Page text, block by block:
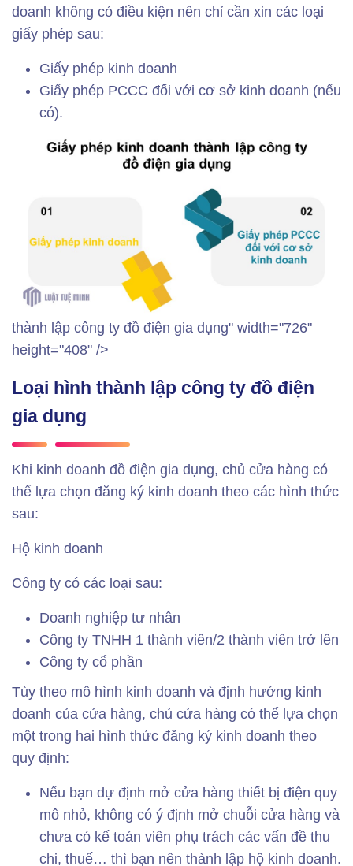
doanh không có điều kiện nên chỉ cần xin các loại
giấy phép sau:
Giấy phép kinh doanh
Giấy phép PCCC đối với cơ sở kinh doanh (nếu
có).
thành lập công ty đồ điện gia dụng" width="726"
height="408" />
Loại hình thành lập công ty đồ điện
gia dụng
Khi kinh doanh đồ điện gia dụng, chủ cửa hàng có
thể lựa chọn đăng ký kinh doanh theo các hình thức
sau:
Hộ kinh doanh
Công ty có các loại sau:
Doanh nghiệp tư nhân
Công ty TNHH 1 thành viên/2 thành viên trở lên
Công ty cổ phần
Tùy theo mô hình kinh doanh và định hướng kinh
doanh của cửa hàng, chủ cửa hàng có thể lựa chọn
một trong hai hình thức đăng ký kinh doanh theo
quy định:
Nếu bạn dự định mở cửa hàng thiết bị điện quy
mô nhỏ, không có ý định mở chuỗi cửa hàng và
chưa có kế toán viên phụ trách các vấn đề thu
chi, thuế… thì bạn nên thành lập hộ kinh doanh.